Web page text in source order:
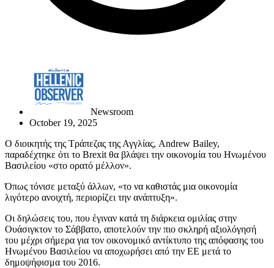
Newsroom
October 19, 2025
Ο διοικητής της Τράπεζας της Αγγλίας, Andrew Bailey,
παραδέχτηκε ότι το Brexit θα βλάψει την οικονομία του Ηνωμένου
Βασιλείου «στο ορατό μέλλον».
Όπως τόνισε μεταξύ άλλων, «το να καθιστάς μια οικονομία
λιγότερο ανοιχτή, περιορίζει την ανάπτυξη».
Οι δηλώσεις του, που έγιναν κατά τη διάρκεια ομιλίας στην
Ουάσιγκτον το Σάββατο, αποτελούν την πιο σκληρή αξιολόγησή
του μέχρι σήμερα για τον οικονομικό αντίκτυπο της απόφασης του
Ηνωμένου Βασιλείου να αποχωρήσει από την ΕΕ μετά το
δημοψήφισμα του 2016.